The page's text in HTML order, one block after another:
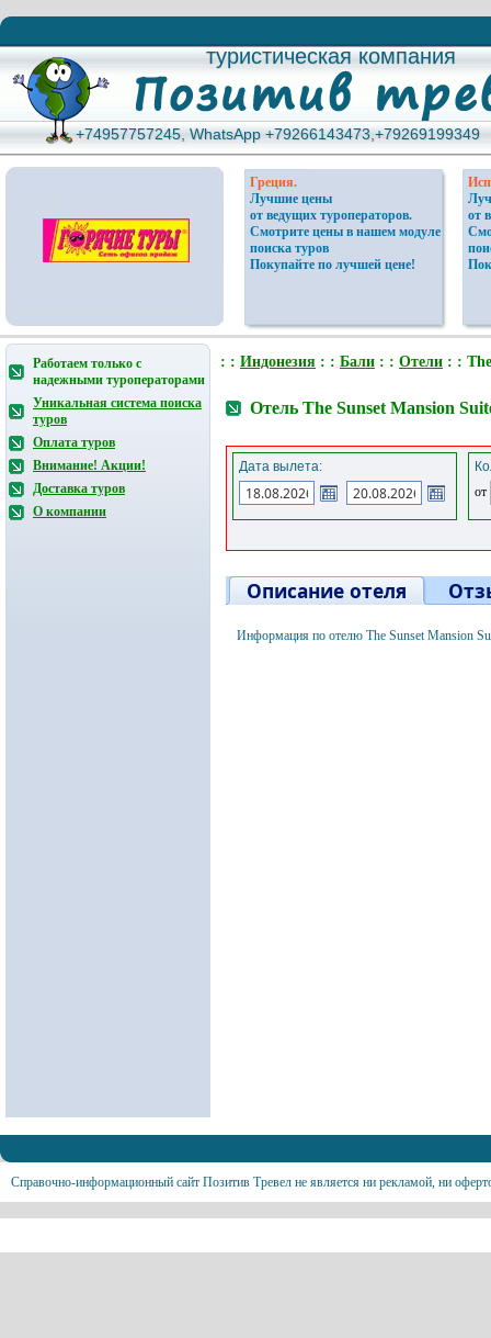
туристическая компания
туристическая компания
+74957757245, WhatsApp +79266143473,+79269199349
+74957757245, WhatsApp +79266143473,+79269199349
Греция.
Лучшие цены
от ведущих туроператоров.
Смотрите цены в нашем модуле
поиска туров
Покупайте по лучшей цене!
от
Работаем только с
надежными туроператорами
Уникальная система поиска
туров
Оплата туров
Внимание! Акции!
Доставка туров
О компании
: : Индонезия : : Бали : : Отели : :
Отель The Sunset Mansion
Дата вылета:
от
Описание отеля
Информация по отелю The Sunset Mansion
Справочно-информационный сайт Позитив Тревел не является ни рекламой, ни